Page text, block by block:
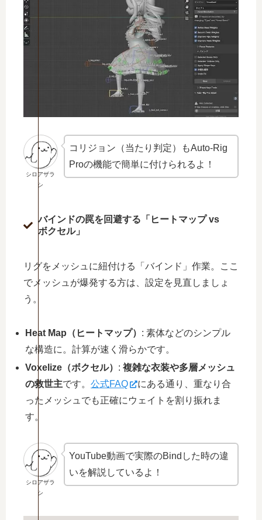
シロアザラ
シ
コリジョン（当たり判定）もAuto-Rig
Proの機能で簡単に付けられるよ！
バインドの罠を回避する「ヒートマップ vs
ボクセル」
リグをメッシュに紐付ける「バインド」作業。ここ
でメッシュが爆発する方は、設定を見直しましょ
う。
Heat Map（ヒートマップ） : 素体などのシンプル
な構造に。計算が速く滑らかです。
Voxelize（ボクセル） :複雑な衣装や多層メッシュ
の救世主です。公式FAQ
にある通り、重なり合
ったメッシュでも正確にウェイトを割り振れま
す。
シロアザラ
シ
YouTube動画で実際のBindした時の違
いを解説しているよ！